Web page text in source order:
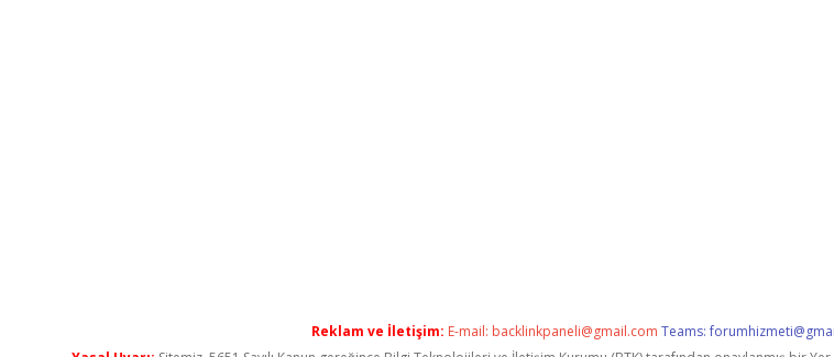
Reklam ve İletişim: E-mail: backlinkpaneli@gmail.com Teams: